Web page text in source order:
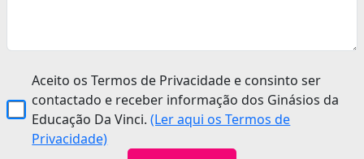
Aceito os Termos de Privacidade e consinto ser
contactado e receber informação dos Ginásios da
Educação Da Vinci.(Ler aqui os Termos de
Privacidade)